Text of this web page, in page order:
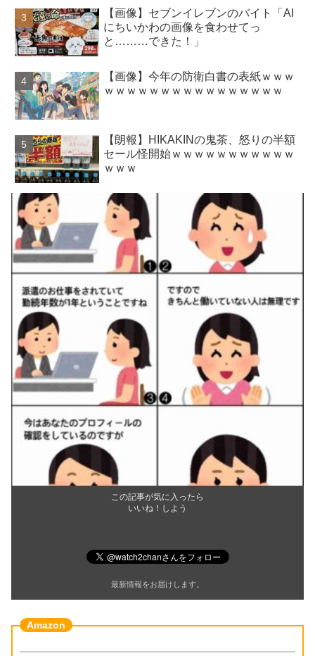
【画像】セブンイレブンのバイト「AI
にちいかわの画像を食わせてっ
と………できた！」
【画像】今年の防衛白書の表紙ｗｗｗ
ｗｗｗｗｗｗｗｗｗｗｗｗｗｗｗｗ
【朗報】HIKAKINの鬼茶、怒りの半額
セール怪開始ｗｗｗｗｗｗｗｗｗｗｗ
ｗｗｗ
この記事が気に入ったら
いいね！しよう
最新情報をお届けします。